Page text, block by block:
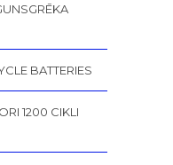
BATTERIES
1200 CIKLI